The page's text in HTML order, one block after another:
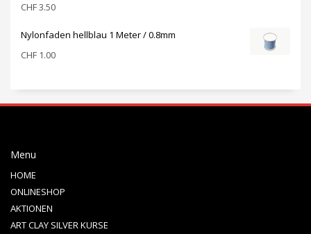
CHF3.50
Nylonfaden hellblau 1 Meter / 0.8mm
CHF 1.00
Menu
HOME
ONLINESHOP
AKTIONEN
ART CLAY SILVER KURSE